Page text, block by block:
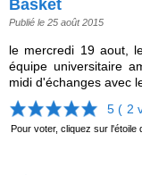
Basket
Publié le 25 août 2015
le mercredi 19 aout,
équipe universitaire
midi d'échanges avec
5 ( 2
Pour voter, cliquez sur l'étoile